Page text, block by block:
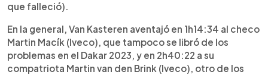
que falleció).
En la general, Van Kasteren aventajó en 1h14:34 al checo
Martin Macík (Iveco), que tampoco se libró de los
problemas en el Dakar 2023, y en 2h40:22 a su
compatriota Martin van den Brink (Iveco), otro de los